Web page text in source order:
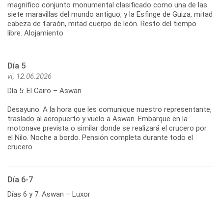
magnifico conjunto monumental clasificado como una de las
siete maravillas del mundo antiguo, y la Esfinge de Guiza, mitad
cabeza de faraón, mitad cuerpo de león. Resto del tiempo
libre. Alojamiento.
Día 5
vi, 12.06.2026
Día 5: El Cairo – Aswan
Desayuno. A la hora que les comunique nuestro representante,
traslado al aeropuerto y vuelo a Aswan. Embarque en la
motonave prevista o similar donde se realizará el crucero por
el Nilo. Noche a bordo. Pensión completa durante todo el
crucero.
Día 6-7
Días 6 y 7: Aswan – Luxor